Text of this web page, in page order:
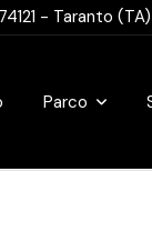
- Taranto (TA)
Parco